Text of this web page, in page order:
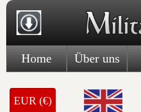
Home Über uns
EUR (€)